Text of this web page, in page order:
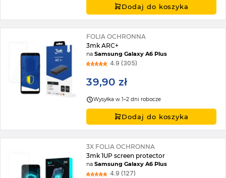
Dodaj do koszyka
FOLIA OCHRONNA
3mk ARC+
naSamsung Galaxy A6 Plus
4.9 (305)
39,90 zł
Wysyłka w 1–2 dni robocze
Dodaj do koszyka
3X FOLIA OCHRONNA
3mk 1UP screen protector
naSamsung Galaxy A6 Plus
4.9 (127)